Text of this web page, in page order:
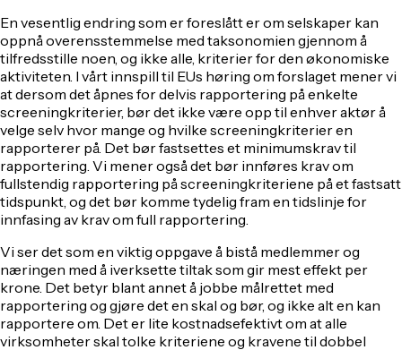
En vesentlig endring som er foreslått er om selskaper kan
oppnå overensstemmelse med taksonomien gjennom å
tilfredsstille noen, og ikke alle, kriterier for den økonomiske
aktiviteten. I vårt innspill til EUs høring om forslaget mener vi
at dersom det åpnes for delvis rapportering på enkelte
screeningkriterier, bør det ikke være opp til enhver aktør å
velge selv hvor mange og hvilke screeningkriterier en
rapporterer på. Det bør fastsettes et minimumskrav til
rapportering. Vi mener også det bør innføres krav om
fullstendig rapportering på screeningkriteriene på et fastsatt
tidspunkt, og det bør komme tydelig fram en tidslinje for
innfasing av krav om full rapportering.
Vi ser det som en viktig oppgave å bistå medlemmer og
næringen med å iverksette tiltak som gir mest effekt per
krone. Det betyr blant annet å jobbe målrettet med
rapportering og gjøre det en skal og bør, og ikke alt en kan
rapportere om. Det er lite kostnadsefektivt om at alle
virksomheter skal tolke kriteriene og kravene til dobbel